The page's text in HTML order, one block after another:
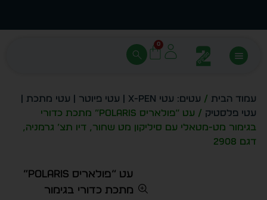
0
עמוד הבית /
עטים: עטי X-PEN | עטי פיוטר | עטי מתכת |
עטי פלסטיק
/ עט “פולאריס Polaris” מתכת כדורי
בגימור מט-מטאלי עם סיליקון מט שחור, דיו תצ’ גרמניה,
דגם 2908
עט “פולאריס Polaris”
מתכת כדורי בגימור